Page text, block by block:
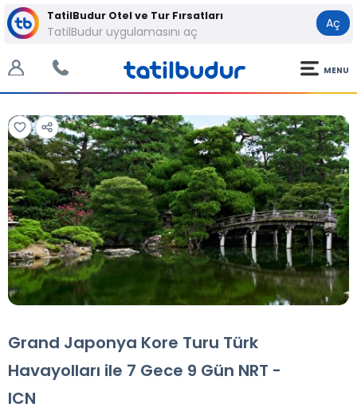
TatilBudur Otel ve Tur Fırsatları
TatilBudur uygulamasını aç
Aç
MENU
Tüm Fotoğraflar
Grand Japonya Kore Turu Türk
Havayolları ile 7 Gece 9 Gün NRT -
ICN